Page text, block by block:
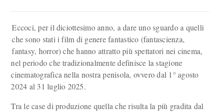
Eccoci, per il diciottesimo anno, a dare uno sguardo a quelli
che sono stati i film di genere fantastico (fantascienza,
fantasy, horror) che hanno attratto più spettatori nei cinema,
nel periodo che tradizionalmente definisce la stagione
cinematografica nella nostra penisola, ovvero dal 1° agosto
2024 al 31 luglio 2025.
Tra le case di produzione quella che risulta la più gradita dal